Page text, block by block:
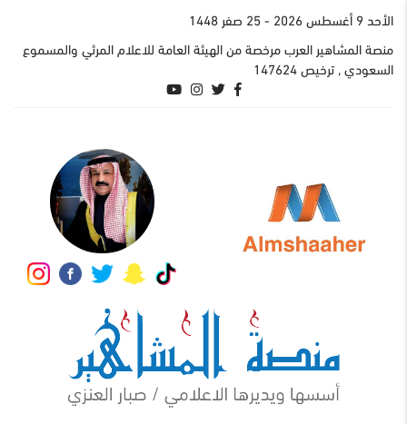
اﻷحد 9 أغسطس 2026
- 25 صفر 1448
منصة المشاهير العرب مرخصة من الهيئة العامة للاعلام المرئي والمسموع
السعودي , ترخيص 147624